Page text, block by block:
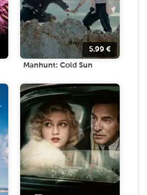
5.99 €
Manhunt: Cold Sun